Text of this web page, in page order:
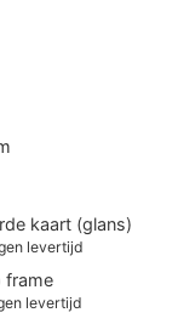
kaart (glans)
levertijd
frame
levertijd